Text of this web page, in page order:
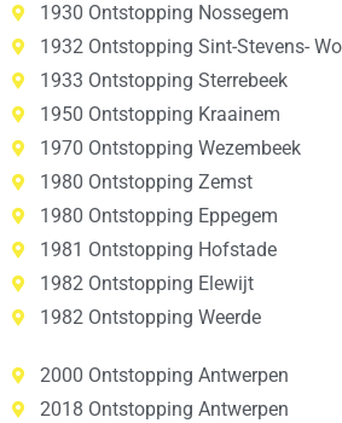
1930 Ontstopping Nossegem
1932 Ontstopping Sint-Stevens-
1933 Ontstopping Sterrebeek
1950 Ontstopping Kraainem
1970 Ontstopping Wezembeek
1980 Ontstopping Zemst
1980 Ontstopping Eppegem
1981 Ontstopping Hofstade
1982 Ontstopping Elewijt
1982 Ontstopping Weerde
2000 Ontstopping Antwerpen
2018 Ontstopping Antwerpen